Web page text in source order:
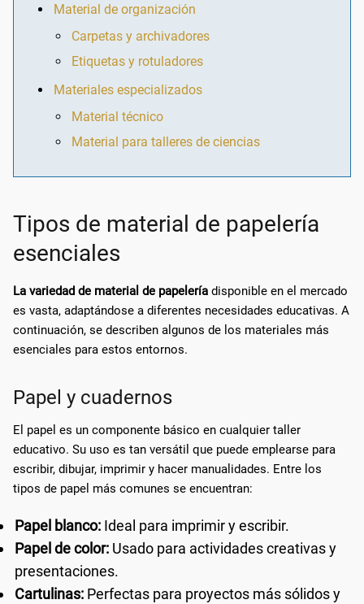
Material de organización
Carpetas y archivadores
Etiquetas y rotuladores
Materiales especializados
Material técnico
Material para talleres de ciencias
Tipos de material de papelería
esenciales
La variedad de material de papelería disponible en el mercado
es vasta, adaptándose a diferentes necesidades educativas. A
continuación, se describen algunos de los materiales más
esenciales para estos entornos.
Papel y cuadernos
El papel es un componente básico en cualquier taller
educativo. Su uso es tan versátil que puede emplearse para
escribir, dibujar, imprimir y hacer manualidades. Entre los
tipos de papel más comunes se encuentran:
Papel blanco: Ideal para imprimir y escribir.
Papel de color: Usado para actividades creativas y
presentaciones.
Cartulinas: Perfectas para proyectos más sólidos y